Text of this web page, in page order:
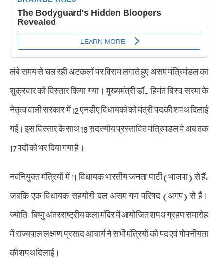
लंबे समय से चल रही अटकलों पर विराम लगाते हुए असम मंत्रिमंडल का
शुक्रवार को विस्तार किया गया। मुख्यमंत्री डॉ. हिमंत बिस्व सरमा के
नेतृत्व वाली सरकार में 12 एनडीए विधायकों को मंत्री पद की शपथ दिलाई
गई। इस विस्तार के साथ 19 सदस्यीय प्रस्तावित मंत्रिमंडल में अब तक
17 पदों को भर दिया गया है।
नवनियुक्त मंत्रियों में 11 विधायक भारतीय जनता पार्टी (भाजपा) से हैं,
जबकि एक विधायक सहयोगी दल असम गण परिषद (अगप) से हैं।
ज्योति-बिष्णु अंतरराष्ट्रीय कला मंदिर में आयोजित शपथ ग्रहण समारोह
में राज्यपाल लक्ष्मण प्रसाद आचार्य ने सभी मंत्रियों को पद एवं गोपनीयता
की शपथ दिलाई।